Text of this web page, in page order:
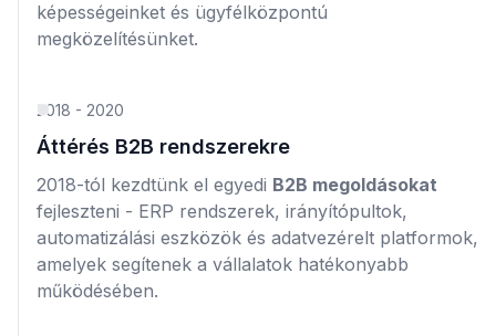
képességeinket és ügyfélközpontú
megközelítésünket.
2018 - 2020
Áttérés B2B rendszerekre
2018-tól kezdtünk el egyedi B2B megoldásokat
fejleszteni - ERP rendszerek, irányítópultok,
automatizálási eszközök és adatvezérelt platformok,
amelyek segítenek a vállalatok hatékonyabb
működésében.